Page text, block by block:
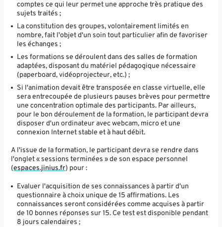
comptes ce qui leur permet une approche très pratique des
sujets traités ;
La constitution des groupes, volontairement limités en
nombre, fait l'objet d'un soin tout particulier afin de favoriser
les échanges ;
Les formations se déroulent dans des salles de formation
adaptées, disposant du matériel pédagogique nécessaire
(paperboard, vidéoprojecteur, etc.) ;
Si l'animation devait être transposée en classe virtuelle, elle
sera entrecoupée de plusieurs pauses brèves pour permettre
une concentration optimale des participants. Par ailleurs,
pour le bon déroulement de la formation, le participant devra
disposer d'un ordinateur avec webcam, micro et une
connexion Internet stable et à haut débit.
A l'issue de la formation, le participant devra se rendre dans
l'onglet « sessions terminées » de son espace personnel
(espaces.jinius.fr) pour :
Evaluer l'acquisition de ses connaissances à partir d'un
questionnaire à choix unique de 15 affirmations. Les
connaissances seront considérées comme acquises à partir
de 10 bonnes réponses sur 15. Ce test est disponible pendant
8 jours calendaires ;